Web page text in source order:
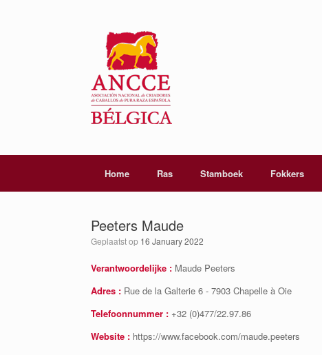
Home Ras Stamboek Fokkers
Peeters Maude
Geplaatst op 16 January 2022
Verantwoordelijke : Maude Peeters
Adres : Rue de la Galterie 6 - 7903 Chapelle à Oie
Telefoonnummer : +32 (0)477/22.97.86
Website : https://www.facebook.com/maude.peeters